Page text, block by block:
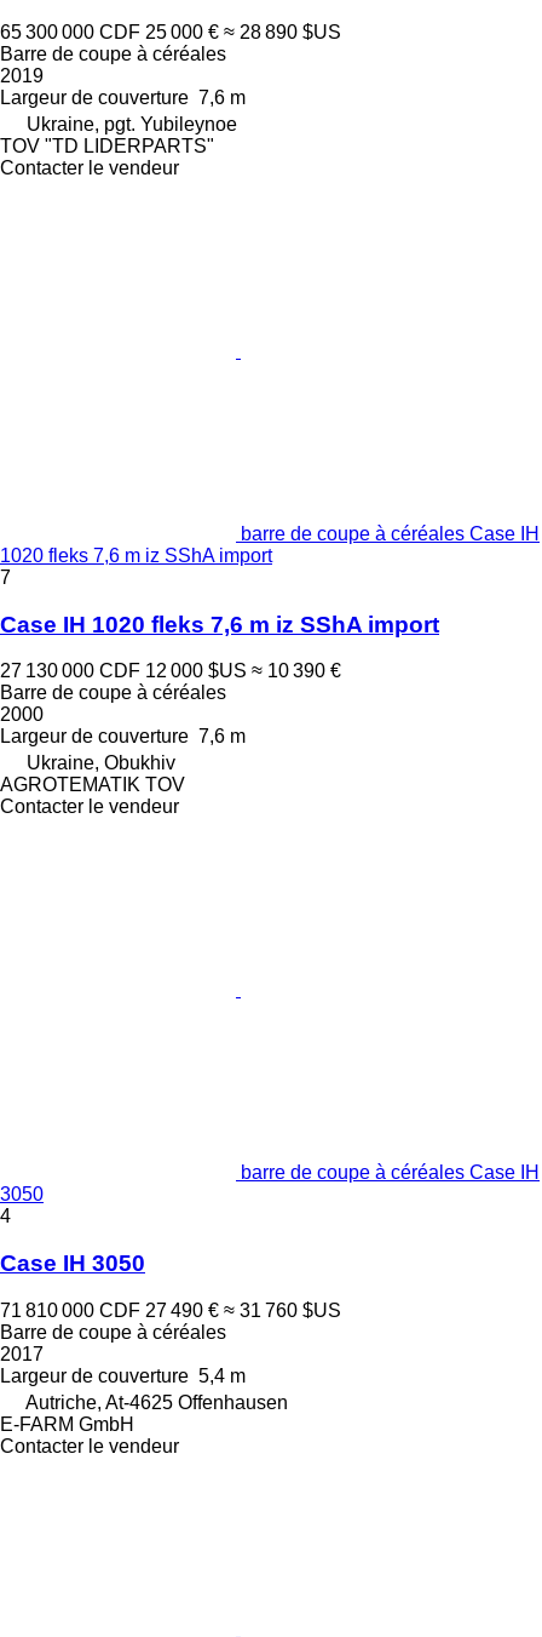
65 300 000 CDF 25 000 € ≈ 28 890 $US
Barre de coupe à céréales
2019
Largeur de couverture 7,6 m
Ukraine, pgt. Yubileynoe
TOV "TD LIDERPARTS"
Contacter le vendeur
barre de coupe à céréales Case IH
1020 fleks 7,6 m iz SShA import
7
Case IH 1020 fleks 7,6 m iz SShA import
27 130 000 CDF 12 000 $US ≈ 10 390 €
Barre de coupe à céréales
2000
Largeur de couverture 7,6 m
Ukraine, Obukhiv
AGROTEMATIK TOV
Contacter le vendeur
barre de coupe à céréales Case IH
3050
4
Case IH 3050
71 810 000 CDF 27 490 € ≈ 31 760 $US
Barre de coupe à céréales
2017
Largeur de couverture 5,4 m
Autriche, At-4625 Offenhausen
E-FARM GmbH
Contacter le vendeur